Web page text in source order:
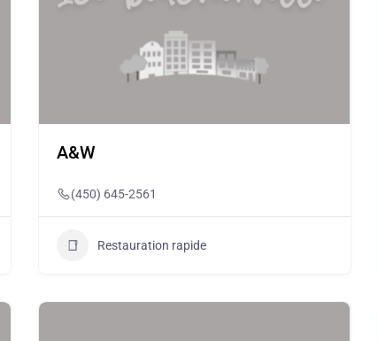
A&W
(450) 645-2561
Restauration rapide